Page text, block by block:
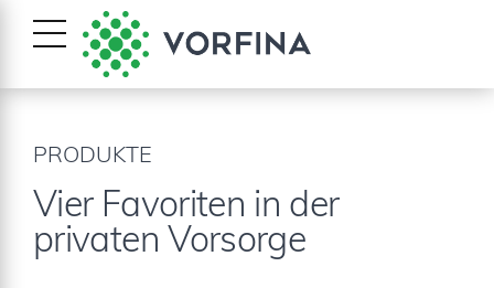
PRODUKTE
Vier Favoriten in der
privaten Vorsorge